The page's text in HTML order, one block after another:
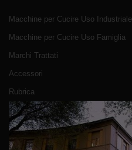
Macchine per Cucire Uso Industriale
Macchine per Cucire Uso Famiglia
Marchi Trattati
Accessori
Rubrica